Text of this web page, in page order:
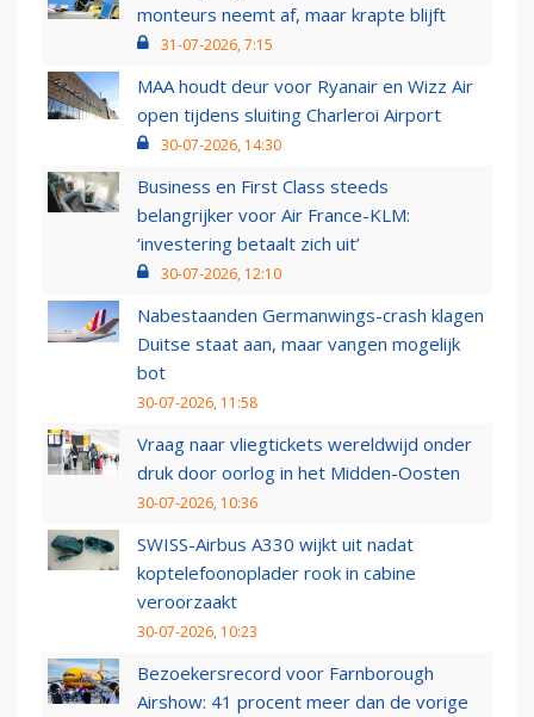
monteurs neemt af, maar krapte blijft
31-07-2026, 7:15
MAA houdt deur voor Ryanair en Wizz Air
open tijdens sluiting Charleroi Airport
30-07-2026, 14:30
Business en First Class steeds
belangrijker voor Air France-KLM:
‘investering betaalt zich uit’
30-07-2026, 12:10
Nabestaanden Germanwings-crash klagen
Duitse staat aan, maar vangen mogelijk
bot
30-07-2026, 11:58
Vraag naar vliegtickets wereldwijd onder
druk door oorlog in het Midden-Oosten
30-07-2026, 10:36
SWISS-Airbus A330 wijkt uit nadat
koptelefoonoplader rook in cabine
veroorzaakt
30-07-2026, 10:23
Bezoekersrecord voor Farnborough
Airshow: 41 procent meer dan de vorige